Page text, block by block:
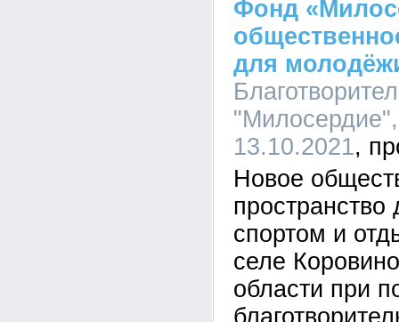
Фонд
для
13.10.2021
Новое
пространство
спортом и
селе
области при